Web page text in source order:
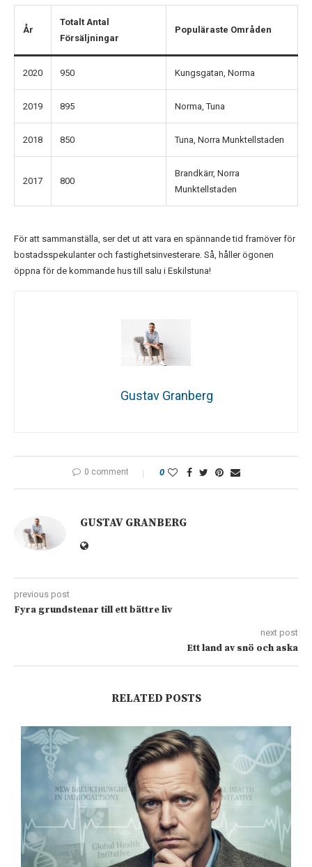
År
Totalt Antal
Försäljningar
Populäraste Områden
2020 950 Kungsgatan, Norma
2019 895 Norma, Tuna
2018 850 Tuna, Norra Munktellstaden
2017 800
Brandkärr, Norra
Munktellstaden
För att sammanställa, ser det ut att vara en spännande tid framöver för
bostadsspekulanter och fastighetsinvesterare. Så, håller ögonen
öppna för de kommande hus till salu i Eskilstuna!
Gustav Granberg
0 comment 0
GUSTAV GRANBERG
previous post
Fyra grundstenar till ett bättre liv
next post
Ett land av snö och aska
RELATED POSTS